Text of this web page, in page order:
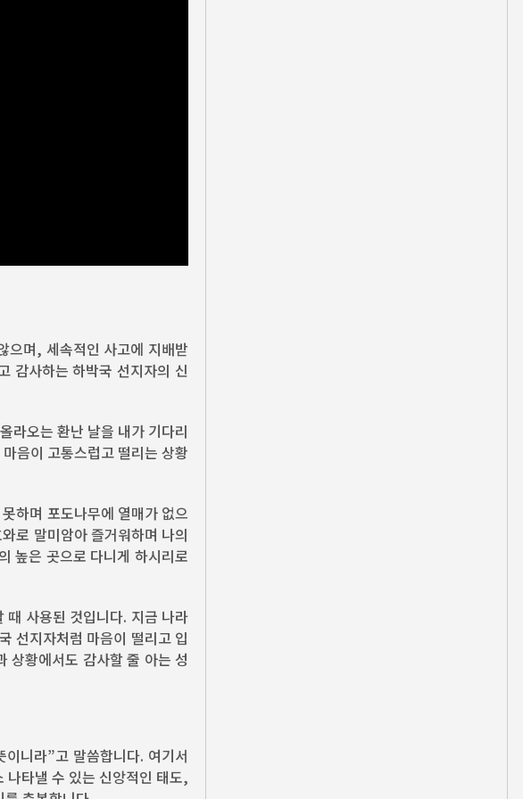
으며, 세속적인 사고에 지배받
감사하는 하박국 선지자의 신
라오는 환난 날을 내가 기다리
음이 고통스럽고 떨리는 상황
하며 포도나무에 열매가 없으
로 말미암아 즐거워하며 나의
높은 곳으로 다니게 하시리로
때 사용된 것입니다. 지금 나라
선지자처럼 마음이 떨리고 입
상황에서도 감사할 줄 아는 성
니라”고 말씀합니다. 여기서
타낼 수 있는 신앙적인 태도,